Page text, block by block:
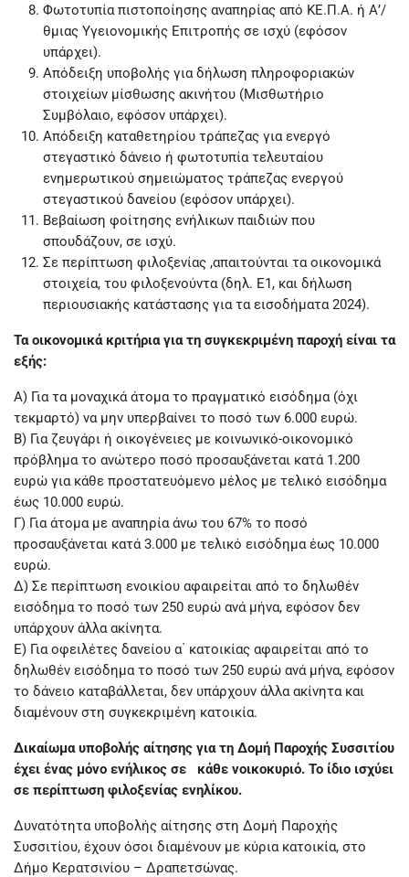
Φωτοτυπία πιστοποίησης αναπηρίας από ΚΕ.Π.Α. ή Α’/
θμιας Υγειονομικής Επιτροπής σε ισχύ (εφόσον
υπάρχει).
Απόδειξη υποβολής για δήλωση πληροφοριακών
στοιχείων μίσθωσης ακινήτου (Μισθωτήριο
Συμβόλαιο, εφόσον υπάρχει).
Απόδειξη καταθετηρίου τράπεζας για ενεργό
στεγαστικό δάνειο ή φωτοτυπία τελευταίου
ενημερωτικού σημειώματος τράπεζας ενεργού
στεγαστικού δανείου (εφόσον υπάρχει).
Βεβαίωση φοίτησης ενήλικων παιδιών που
σπουδάζουν, σε ισχύ.
Σε περίπτωση φιλοξενίας ,απαιτούνται τα οικονομικά
στοιχεία, του φιλοξενούντα (δηλ. Ε1, και δήλωση
περιουσιακής κατάστασης για τα εισοδήματα 2024).
Τα οικονομικά κριτήρια για τη συγκεκριμένη παροχή είναι τα
εξής:
Α) Για τα μοναχικά άτομα το πραγματικό εισόδημα (όχι
τεκμαρτό) να μην υπερβαίνει το ποσό των 6.000 ευρώ.
Β) Για ζευγάρι ή οικογένειες με κοινωνικό-οικονομικό
πρόβλημα το ανώτερο ποσό προσαυξάνεται κατά 1.200
ευρώ για κάθε προστατευόμενο μέλος με τελικό εισόδημα
έως 10.000 ευρώ.
Γ) Για άτομα με αναπηρία άνω του 67% το ποσό
προσαυξάνεται κατά 3.000 με τελικό εισόδημα έως 10.000
ευρώ.
Δ) Σε περίπτωση ενοικίου αφαιρείται από το δηλωθέν
εισόδημα το ποσό των 250 ευρώ ανά μήνα, εφόσον δεν
υπάρχουν άλλα ακίνητα.
Ε) Για οφειλέτες δανείου α΄ κατοικίας αφαιρείται από το
δηλωθέν εισόδημα το ποσό των 250 ευρώ ανά μήνα, εφόσον
το δάνειο καταβάλλεται, δεν υπάρχουν άλλα ακίνητα και
διαμένουν στη συγκεκριμένη κατοικία.
Δικαίωμα υποβολής αίτησης για τη Δομή Παροχής Συσσιτίου
έχει ένας μόνο ενήλικος σε κάθε νοικοκυριό. Το ίδιο ισχύει
σε περίπτωση φιλοξενίας ενηλίκου.
Δυνατότητα υποβολής αίτησης στη Δομή Παροχής
Συσσιτίου, έχουν όσοι διαμένουν με κύρια κατοικία, στο
Δήμο Κερατσινίου – Δραπετσώνας.